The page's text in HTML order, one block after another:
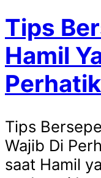
Tips
Hamil
Tips
Wajib Di
saat Hamil